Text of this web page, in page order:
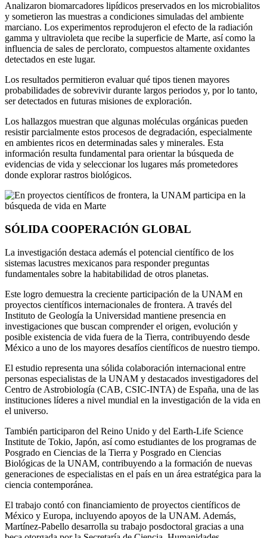
Analizaron biomarcadores lipídicos preservados en los microbialitos
y sometieron las muestras a condiciones simuladas del ambiente
marciano. Los experimentos reprodujeron el efecto de la radiación
gamma y ultravioleta que recibe la superficie de Marte, así como la
influencia de sales de perclorato, compuestos altamente oxidantes
detectados en este lugar.
Los resultados permitieron evaluar qué tipos tienen mayores
probabilidades de sobrevivir durante largos periodos y, por lo tanto,
ser detectados en futuras misiones de exploración.
Los hallazgos muestran que algunas moléculas orgánicas pueden
resistir parcialmente estos procesos de degradación, especialmente
en ambientes ricos en determinadas sales y minerales. Esta
información resulta fundamental para orientar la búsqueda de
evidencias de vida y seleccionar los lugares más prometedores
donde explorar rastros biológicos.
SÓLIDA COOPERACIÓN GLOBAL
La investigación destaca además el potencial científico de los
sistemas lacustres mexicanos para responder preguntas
fundamentales sobre la habitabilidad de otros planetas.
Este logro demuestra la creciente participación de la UNAM en
proyectos científicos internacionales de frontera. A través del
Instituto de Geología la Universidad mantiene presencia en
investigaciones que buscan comprender el origen, evolución y
posible existencia de vida fuera de la Tierra, contribuyendo desde
México a uno de los mayores desafíos científicos de nuestro tiempo.
El estudio representa una sólida colaboración internacional entre
personas especialistas de la UNAM y destacados investigadores del
Centro de Astrobiología (CAB, CSIC-INTA) de España, una de las
instituciones líderes a nivel mundial en la investigación de la vida en
el universo.
También participaron del Reino Unido y del Earth-Life Science
Institute de Tokio, Japón, así como estudiantes de los programas de
Posgrado en Ciencias de la Tierra y Posgrado en Ciencias
Biológicas de la UNAM, contribuyendo a la formación de nuevas
generaciones de especialistas en el país en un área estratégica para la
ciencia contemporánea.
El trabajo contó con financiamiento de proyectos científicos de
México y Europa, incluyendo apoyos de la UNAM. Además,
Martínez-Pabello desarrolla su trabajo posdoctoral gracias a una